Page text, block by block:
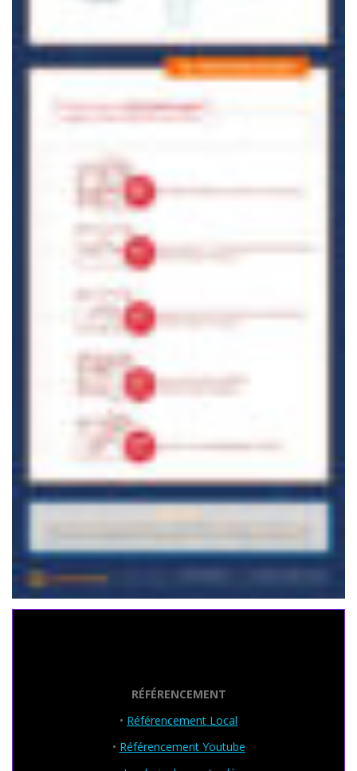
RÉFÉRENCEMENT
• Référencement Local
• Référencement Youtube